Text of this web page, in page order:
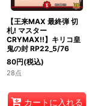
【王来MAX 最終弾 切
札! マスター
CRYMAX!!】キリコ皇
鬼の封 RP22_5/76
80円(税込)
28点
カートに入れる